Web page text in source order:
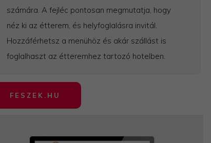
számára. A fejléc pontosan megmutatja, hogy
néz ki az étterem, és helyfoglalásra invitál.
Hozzáférhetsz a menühöz és akár szállást is
foglalhaszt az étteremhez tartozó hotelben.
FESZEK.HU